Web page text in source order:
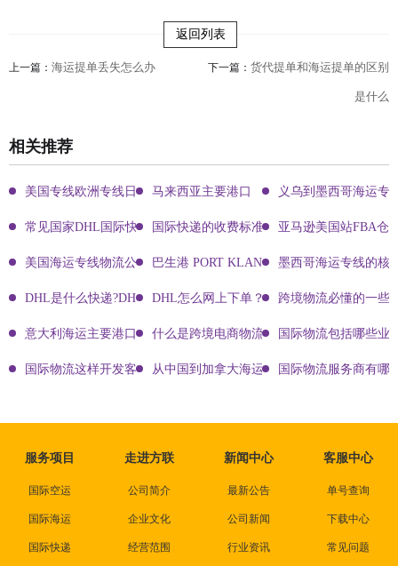
返回列表
上一篇： 海运提单丢失怎么办 下一篇： 货代提单和海运提单的区别
是什么
相关推荐
美国专线欧洲专线日本专线区别马来西亚主要港口 义乌到墨西哥海运专
常见国家DHL国际快递客服热线国际快递的收费标准!四大国际快递的尺寸重
亚马逊美国站FBA仓
美国海运专线物流公司有哪些?巴生港 PORT KLANG 墨西哥海运专线的核
DHL是什么快递?DHL国际快递介绍DHL怎么网上下单？DHL快递寄件有哪些方
跨境物流必懂的一些
意大利海运主要港口有哪些什么是跨境电商物流? 国际物流包括哪些业
国际物流这样开发客户会让你成为销冠从中国到加拿大海运要多久能到达？
国际物流服务商有哪
服务项目
国际空运
国际海运
国际快递
走进方联
公司简介
企业文化
经营范围
新闻中心
最新公告
公司新闻
行业资讯
客服中心
单号查询
下载中心
常见问题